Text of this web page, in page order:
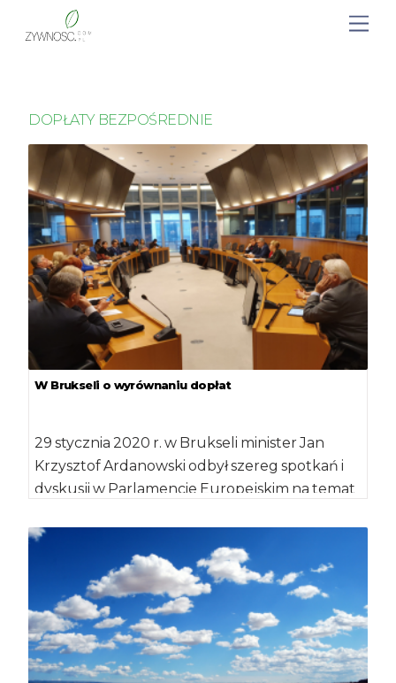
DOPŁATY BEZPOŚREDNIE
W Brukseli o wyrównaniu dopłat
29 stycznia 2020 r. w Brukseli minister Jan
Krzysztof Ardanowski odbył szereg spotkań i
dyskusji w Parlamencie Europejskim na temat